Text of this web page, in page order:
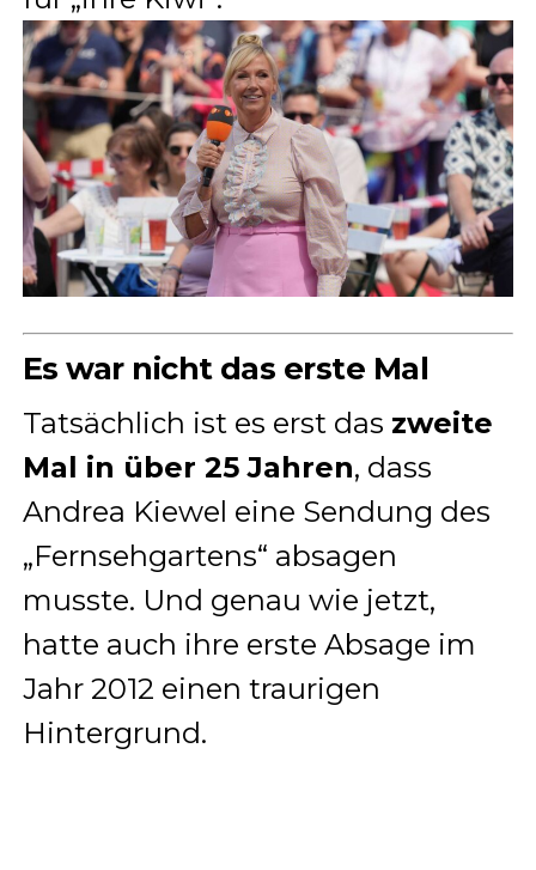
Es war nicht das erste Mal
Tatsächlich ist es erst das zweite
Mal in über 25 Jahren, dass
Andrea Kiewel eine Sendung des
„Fernsehgartens“ absagen
musste. Und genau wie jetzt,
hatte auch ihre erste Absage im
Jahr 2012 einen traurigen
Hintergrund.